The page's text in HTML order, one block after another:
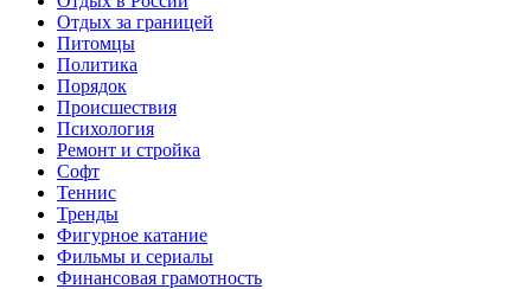
Отдых за границей
Питомцы
Политика
Порядок
Происшествия
Психология
Ремонт и стройка
Софт
Теннис
Тренды
Фигурное катание
Фильмы и сериалы
Финансовая грамотность